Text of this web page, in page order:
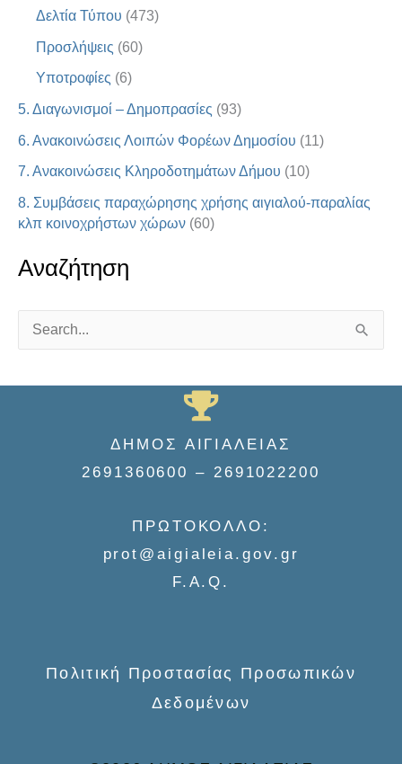
Δελτία Τύπου (473)
Προσλήψεις (60)
Υποτροφίες (6)
5. Διαγωνισμοί – Δημοπρασίες (93)
6. Ανακοινώσεις Λοιπών Φορέων Δημοσίου (11)
7. Ανακοινώσεις Κληροδοτημάτων Δήμου (10)
8. Συμβάσεις παραχώρησης χρήσης αιγιαλού-παραλίας
κλπ κοινοχρήστων χώρων (60)
Αναζήτηση
a
ΔΗΜΟΣ ΑΙΓΙΑΛΕΙΑΣ
2691360600 – 2691022200
ΠΡΩΤΟΚΟΛΛΟ:
prot@aigialeia.gov.gr
F.A.Q.
Πολιτική Προστασίας Προσωπικών
Δεδομένων